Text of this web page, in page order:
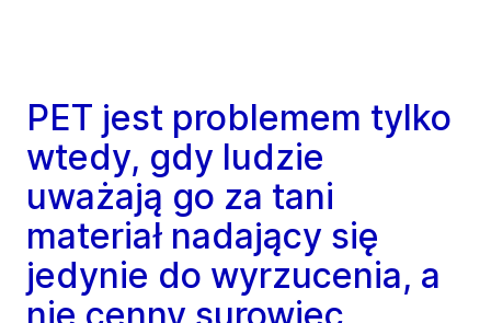
PET jest problemem tylko
wtedy, gdy ludzie
uważają go za tani
materiał nadający się
jedynie do wyrzucenia, a